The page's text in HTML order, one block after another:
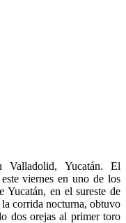
Valladolid, Yucatán. El
viernes en uno de los
Yucatán, en el sureste de
corrida nocturna, obtuvo
dos orejas al primer toro